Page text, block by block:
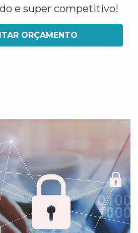
e super competitivo!
ORÇAMENTO